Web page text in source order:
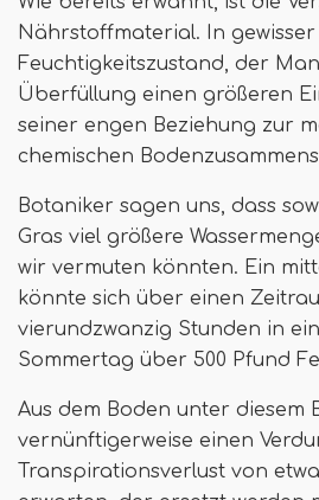
Nährstoffmaterial. In gewisser
Feuchtigkeitszustand, der
Überfüllung einen größeren
seiner engen Beziehung zur
chemischen
Botaniker sagen uns, dass
Gras viel größere
wir vermuten könnten. Ein
könnte sich über einen
vierundzwanzig Stunden in
Sommertag über 500 Pfund
Aus dem Boden unter diesem
vernünftigerweise einen
Transpirationsverlust von